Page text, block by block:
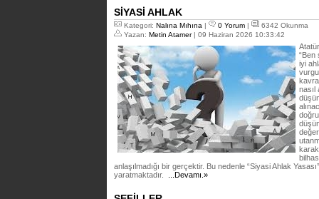
SİYASİ AHLAK
Kategori: Nalına Mıhına | 0 Yorum |
6342 Okunma
Yazan: Metin Atamer| 09 Haziran 2026 10:33:42
“Ben
iyi
nasıl
anlaşılmadığı bir gerçektir. Bu nedenle “Siyasi Ahlak
yaratmaktadır.
...Devamı.»